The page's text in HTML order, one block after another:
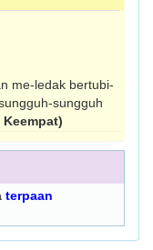
me-ledak bertubi-
sungguh
terpaan